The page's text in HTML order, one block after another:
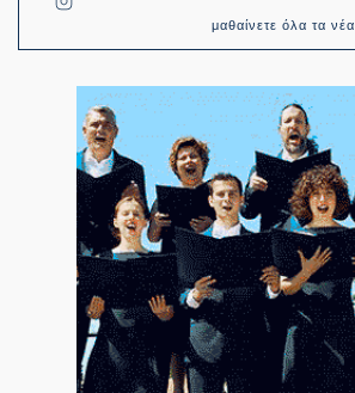
μαθαίνετε όλα τα νέα